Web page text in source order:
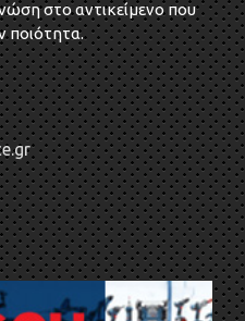
στο αντικείμενο που
ποιότητα.